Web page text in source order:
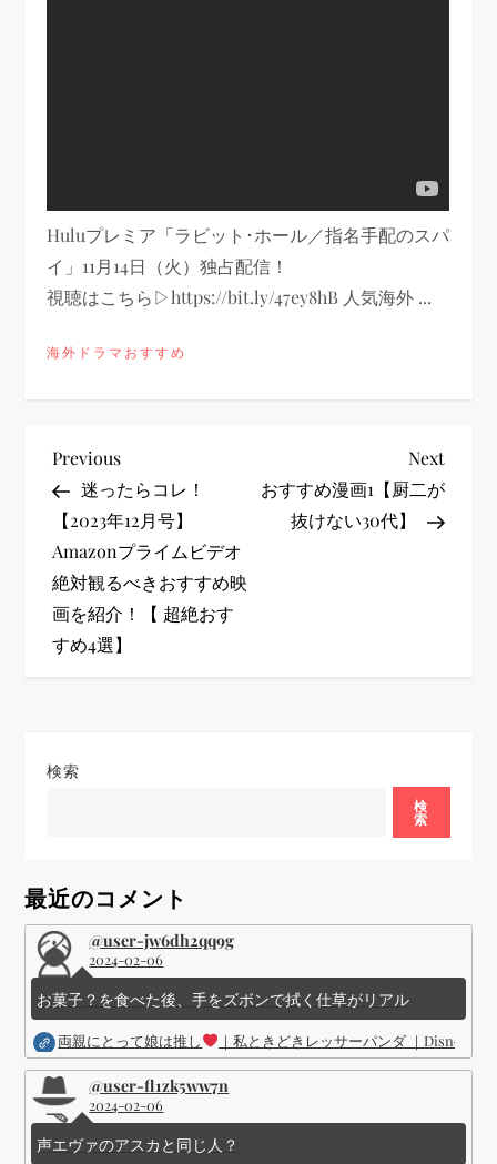
Huluプレミア「ラビット･ホール／指名手配のスパ
イ」11月14日（火）独占配信！
視聴はこちら▷https://bit.ly/47ey8hB 人気海外 ...
海外ドラマおすすめ
投
稿
ナ
ビ
シ
ン
Previous
Post
Previous
迷ったらコレ！
【2023年12月号】
Amazonプライムビデオ
絶対観るべきおすすめ映
画を紹介！【 超絶おす
すめ4選】
Next
Post
Next
おすすめ漫画1【厨二が
抜けない30代】
検索
検
索
最近のコメント
@user-jw6dh2qq9g
2024-02-06
お菓子？を食べた後、手をズボンで拭く仕草がリアル
両親にとって娘は推し ｜私ときどきレッサーパンダ ｜Disney (
@user-fl1zk5ww7n
2024-02-06
声エヴァのアスカと同じ人？